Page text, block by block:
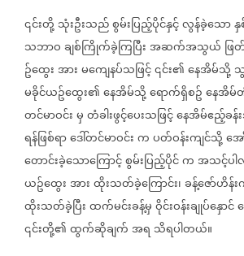
၎င်းတို့သုံးဦးသည်စွမ်းပြည့်ပိုင်နှင့်လွန်ခဲ့သော
သဘာဝချစ်ကြိုက်ခဲ့ကြပြီးအဆက်အသွယ် ဖ
ဥ်ထွေးအားမကျေနပ်သဖြင့်၎င်း၏နေအိမ်သို့
မခိုင်ယဥ်ထွေး၏နေအိမ်သို့ရောက်ရှိစဥ်နေအိမ်
တင်မာဝင်းမှတံခါးဖွင့်ပေးသဖြင့်နေအိမ်ဧည့်ခန်
ရန်ဖြစ်ရာဒေါ်တင်မာဝင်းကပတ်ဝန်းကျင်သို့အ
တောင်းခဲ့သောကြောင့်စွမ်းပြည့်ပိုင်ကအသင့်ပါ
ယဥ်ထွေးအားထိုးသတ်ခဲ့ကြောင်း၊ခန့်ဇော်ဟိန်
ထိုးသတ်ခဲ့ပြီးထက်မင်းခန့်မှဝိုင်းဝန်းချုပ်နှောင်
၎င်းတို့၏ထွက်ဆိုချက်အရ သိရပါတယ်။